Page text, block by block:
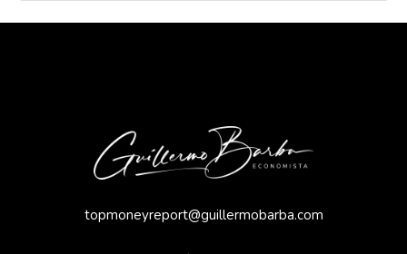
topmoneyreport@guillermobarba.com